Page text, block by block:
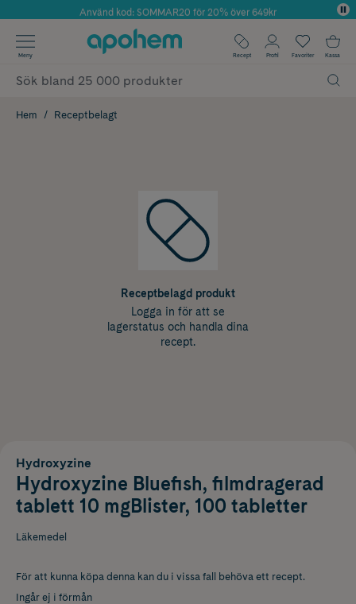
Årets Butik 2025 inom Skönhet
Använd kod: SOMMAR20 för 20% över 649kr
✓ Fri frakt
✓ Poäng på alla köp*
Meny Recept Profil Favoriter Kassa
Hem Receptbelagt
Receptbelagd produkt
Logga in för att se
lagerstatus och handla dina
recept.
Hydroxyzine
Hydroxyzine Bluefish, filmdragerad
tablett 10 mgBlister, 100 tabletter
Läkemedel
För att kunna köpa denna kan du i vissa fall behöva ett recept.
Ingår ej i förmån